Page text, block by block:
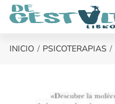
Saltar al contenido principal
INICIO PSICOTERAPIAS